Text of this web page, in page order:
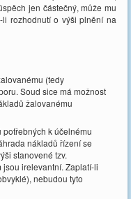
jen částečný, může mu
rozhodnutí o výši plnění na
(tedy
Soud sice má možnost
žalovanému
k účelnému
nákladů řízení se
stanovené tzv.
irelevantní. Zaplatí-li
nebudou tyto